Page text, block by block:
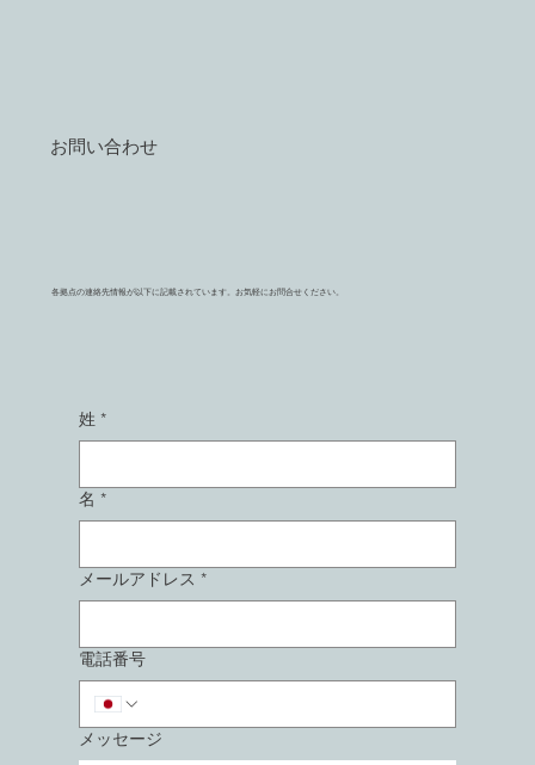
お問い合わせ
各拠点の連絡先情報が以下に記載されています。お気軽にお問合せください。
姓 *
名 *
メールアドレス *
電話番号
メッセージ